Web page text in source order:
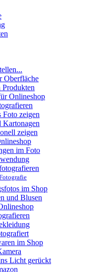
Oberfläche
Produkten
Onlineshop
Foto zeigen
Kartonagen
zeigen
im Foto
im Shop
und Blusen
im Shop
Licht gerückt